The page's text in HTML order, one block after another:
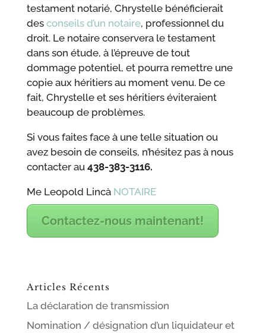
testament notarié, Chrystelle bénéficierait
des conseils d’un notaire, professionnel du
droit. Le notaire conservera le testament
dans son étude, à l’épreuve de tout
dommage potentiel, et pourra remettre une
copie aux héritiers au moment venu. De ce
fait, Chrystelle et ses héritiers éviteraient
beaucoup de problèmes.
Si vous faites face à une telle situation ou
avez besoin de conseils, n’hésitez pas à nous
contacter au 438-383-3116.
Me Leopold Lincà NOTAIRE
Contactez-nous maintenant!
Articles Récents
La déclaration de transmission
Nomination / désignation d’un liquidateur et